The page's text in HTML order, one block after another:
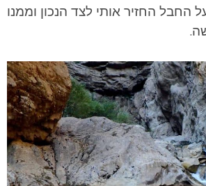
החבל החזיר אותי לצד הנכון וממנו